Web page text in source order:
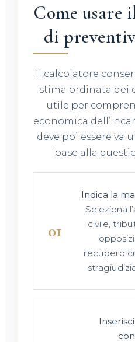
Come usare
di
Il calcolatore
stima ordinata dei
utile per
economica
deve poi essere
base alla
Indica la
Seleziona
civile,
recupero